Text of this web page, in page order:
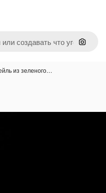
Поиск
из зеленого…